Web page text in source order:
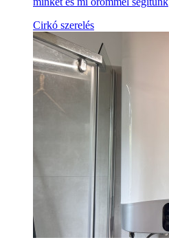
Cirkó szerelés